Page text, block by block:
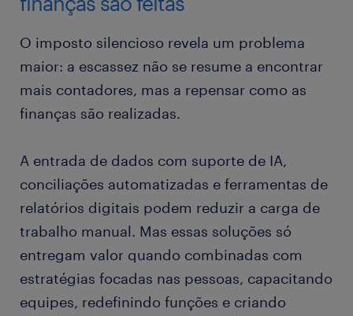
O imposto silencioso revela um problema
maior: a escassez não se resume a encontrar
mais contadores, mas a repensar como as
finanças são realizadas.
A entrada de dados com suporte de IA,
conciliações automatizadas e ferramentas de
relatórios digitais podem reduzir a carga de
trabalho manual. Mas essas soluções só
entregam valor quando combinadas com
estratégias focadas nas pessoas, capacitando
equipes, redefinindo funções e criando